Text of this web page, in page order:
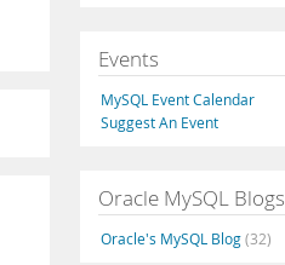
Русский
Português
Events
MySQL Event Calendar
Suggest An Event
Oracle MySQL Blogs
Oracle's MySQL Blog(32)